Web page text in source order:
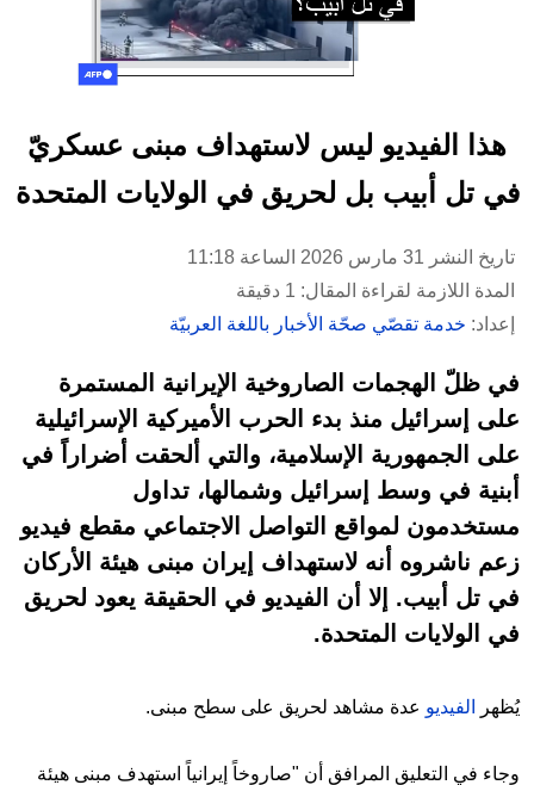
هذا الفيديو ليس لاستهداف مبنى عسكريّ
في تل أبيب بل لحريق في الولايات المتحدة
تاريخ النشر 31 مارس 2026 الساعة 11:18
المدة اللازمة لقراءة المقال: 1 دقيقة
إعداد: خدمة تقصّي صحّة الأخبار باللغة العربيّة
في ظلّ الهجمات الصاروخية الإيرانية المستمرة
على إسرائيل منذ بدء الحرب الأميركية الإسرائيلية
على الجمهورية الإسلامية، والتي ألحقت أضراراً في
أبنية في وسط إسرائيل وشمالها، تداول
مستخدمون لمواقع التواصل الاجتماعي مقطع فيديو
زعم ناشروه أنه لاستهداف إيران مبنى هيئة الأركان
في تل أبيب. إلا أن الفيديو في الحقيقة يعود لحريق
في الولايات المتحدة.
يُظهر الفيديو عدة مشاهد لحريق على سطح مبنى.
وجاء في التعليق المرافق أن "صاروخاً إيرانياً استهدف مبنى هيئة